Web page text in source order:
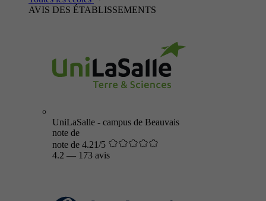
AVIS DES ÉTABLISSEMENTS
UniLaSalle - campus de Beauvais
note de
note de 4.21/5
4.2 — 173 avis